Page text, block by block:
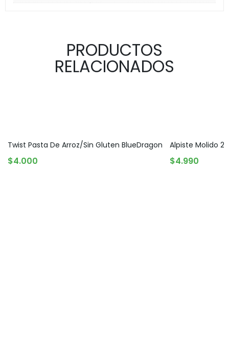
PRODUCTOS
RELACIONADOS
Twist Pasta De Arroz/Sin Gluten BlueDragon
$4.000
Alpiste Molido
$4.990